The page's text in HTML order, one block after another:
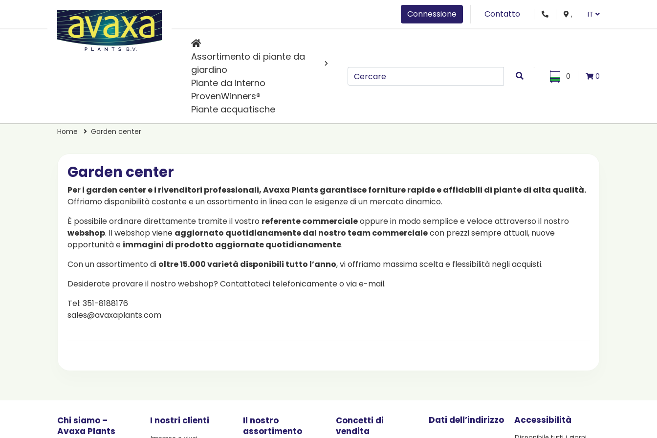
Connessione Contatto , IT
Assortimento di piante da
giardino
Piante da interno
ProvenWinners®
Piante acquatische
0 0
Home Garden center
Garden center
Per i garden center e i rivenditori professionali, Avaxa Plants garantisce forniture rapide e affidabili di piante di alta qualità.
Offriamo disponibilità costante e un assortimento in linea con le esigenze di un mercato dinamico.
È possibile ordinare direttamente tramite il vostro referente commercialeoppure in modo semplice e veloce attraverso il nostro
webshop. Il webshop viene aggiornato quotidianamente dal nostro team commercialecon prezzi sempre attuali, nuove
opportunità e immagini di prodotto aggiornate quotidianamente.
Con un assortimento di oltre 15.000 varietà disponibili tutto l’anno, vi offriamo massima scelta e flessibilità negli acquisti.
Desiderate provare il nostro webshop? Contattateci telefonicamente o via e-mail.
Tel: 351-8188176
sales@avaxaplants.com
Chi siamo –
Avaxa Plants
I nostri clienti
Il nostro
assortimento
Concetti di
vendita
Dati dell’indirizzo Accessibilità